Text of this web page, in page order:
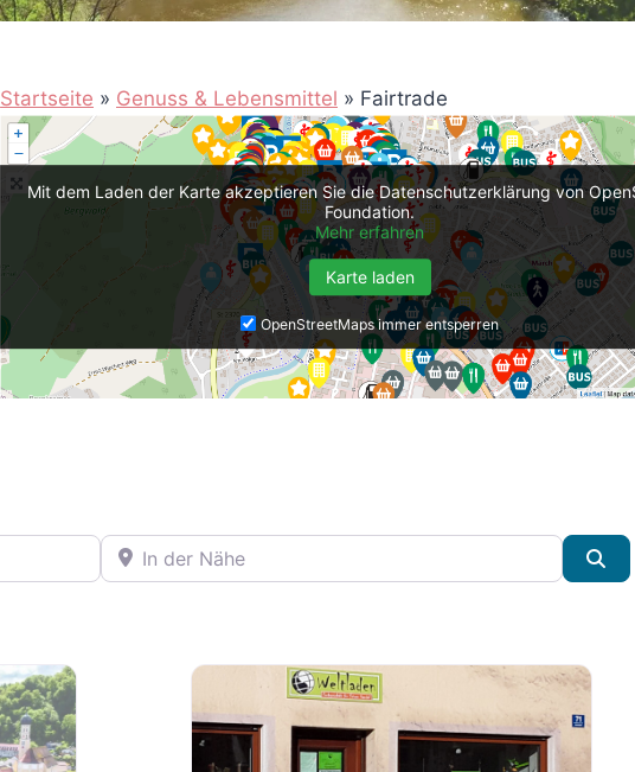
Startseite » Genuss & Lebensmittel » Fairtrade
Mit dem Laden der Karte akzeptieren Sie die Datenschutzerklärung von
Foundation.
Mehr erfahren
Karte laden
OpenStreetMaps immer entsperren
In der Nähe